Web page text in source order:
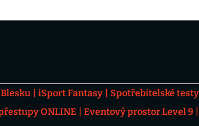
iSport Fantasy Spotřebitelské
ONLINE Eventový prostor Level 9